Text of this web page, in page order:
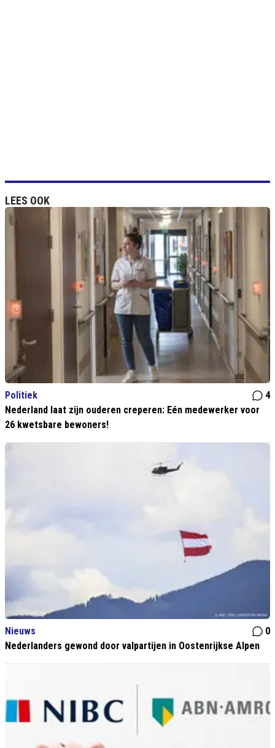
LEES OOK
Politiek
4
Nederland laat zijn ouderen creperen: Eén medewerker voor
26 kwetsbare bewoners!
Nieuws
0
Nederlanders gewond door valpartijen in Oostenrijkse Alpen